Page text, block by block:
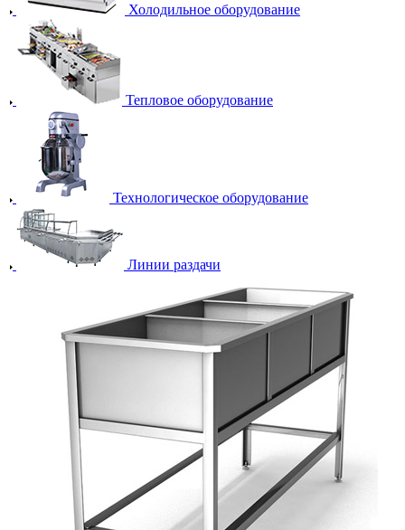
Холодильное оборудование
Тепловое оборудование
Технологическое оборудование
Линии раздачи